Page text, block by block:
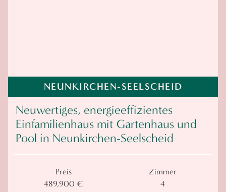
NEUNKIRCHEN-SEELSCHEID
Neuwertiges, energieeffizientes
Einfamilienhaus mit Gartenhaus und
Pool in Neunkirchen-Seelscheid
Preis
489,900 €
Zimmer
4